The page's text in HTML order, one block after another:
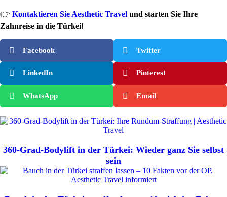
👉 Kontaktieren Sie Aesthetic Travel und starten Sie Ihre
Zahnreise in die Türkei!
Facebook Twitter
LinkedIn Pinterest
WhatsApp Email
360-Grad-Bodylift in der Türkei: Wieder ganz Sie selbst
sein